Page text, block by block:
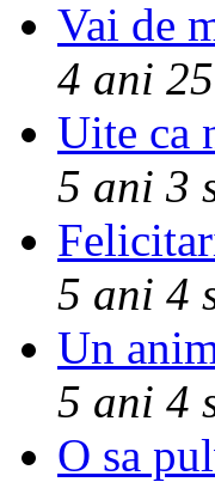
Vai de
4 ani
Uite ca
5 ani 3
5 ani 4
Un
5 ani 4
O sa